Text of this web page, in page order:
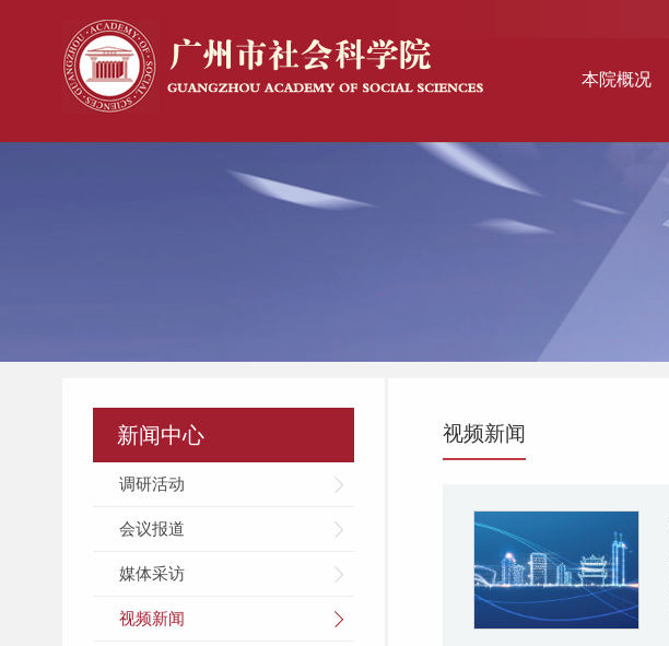
本院概况
新闻中心
调研活动
会议报道
媒体采访
视频新闻
视频新闻